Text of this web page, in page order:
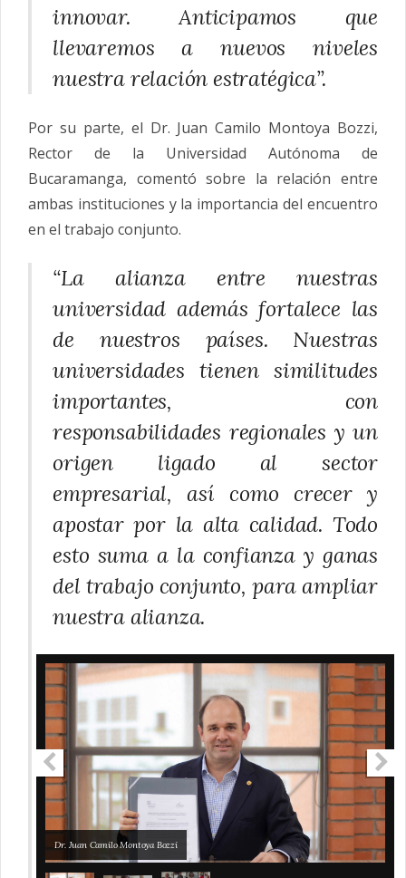
innovar. Anticipamos que
llevaremos a nuevos niveles
nuestra relación estratégica”.
Por su parte, el Dr. Juan Camilo Montoya Bozzi,
Rector de la Universidad Autónoma de
Bucaramanga, comentó sobre la relación entre
ambas instituciones y la importancia del encuentro
en el trabajo conjunto.
“La alianza entre nuestras
universidad además fortalece las
de nuestros países. Nuestras
universidades tienen similitudes
importantes, con
responsabilidades regionales y un
origen ligado al sector
empresarial, así como crecer y
apostar por la alta calidad. Todo
esto suma a la confianza y ganas
del trabajo conjunto, para ampliar
nuestra alianza.
Dr. Juan Camilo Montoya Bozzi